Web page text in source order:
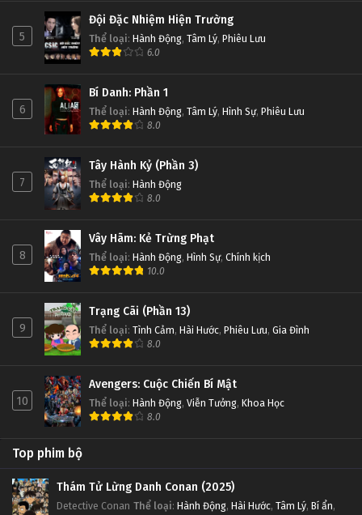
5
Đội Đặc Nhiệm Hiện Trường
Thể loại: Hành Động, Tâm Lý, Phiêu Lưu
6.0
6
Bí Danh: Phần 1
Thể loại: Hành Động, Tâm Lý, Hình Sự, Phiêu Lưu
8.0
7
Tây Hành Kỷ (Phần 3)
Thể loại: Hành Động
8.0
8
Vây Hãm: Kẻ Trừng Phạt
Thể loại: Hành Động, Hình Sự, Chính kịch
10.0
9
Trạng Cãi (Phần 13)
Thể loại: Tình Cảm, Hài Hước, Phiêu Lưu, Gia Đình
8.0
10
Avengers: Cuộc Chiến Bí Mật
Thể loại: Hành Động, Viễn Tưởng, Khoa Học
8.0
Top phim bộ
Thám Tử Lừng Danh Conan (2025)
Detective Conan Thể loại: Hành Động, Hài Hước, Tâm Lý, Bí ẩn,